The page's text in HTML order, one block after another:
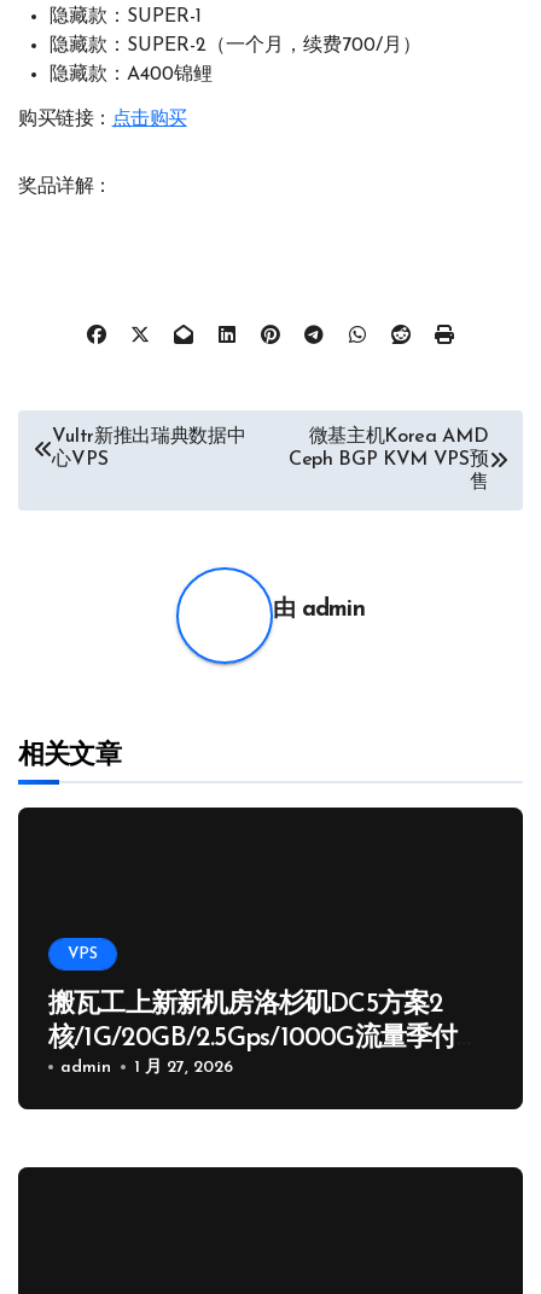
隐藏款：SUPER-1
隐藏款：SUPER-2（一个月，续费700/月）
隐藏款：A400锦鲤
购买链接： 点击购买
奖品详解：
导
Vultr新推出瑞典数据中
心VPS
微基主机Korea AMD
Ceph BGP KVM VPS预
售
由 admin
相关文章
VPS
搬瓦工上新新机房洛杉矶DC5方案2
核/1G/20GB/2.5Gps/1000G流量季付
65.89 USD
admin 1 月 27, 2026